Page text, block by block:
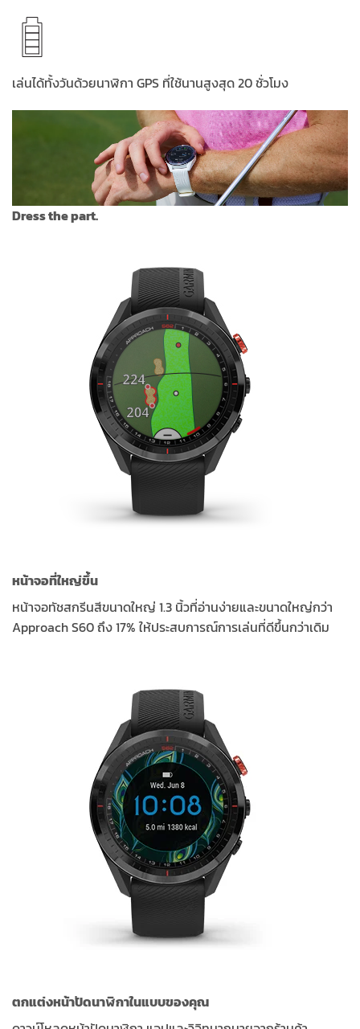
เล่นได้ทั้งวันด้วยนาฬิกา GPS ที่ใช้นานสูงสุด 20 ชั่วโมง
Dress the part.
หน้าจอที่ใหญ่ขึ้น
หน้าจอทัชสกรีนสีขนาดใหญ่ 1.3 นิ้วที่อ่านง่ายและขนาดใหญ่กว่า
Approach S60 ถึง 17% ให้ประสบการณ์การเล่นที่ดีขึ้นกว่าเดิม
ตกแต่งหน้าปัดนาฬิกาในแบบของคุณ